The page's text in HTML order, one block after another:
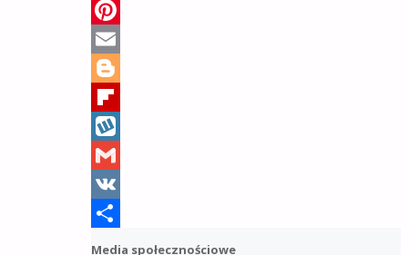
Twitter
Pinterest
Email
Blogger
Flipboard
Wykop
Gmail
VK
Share
Media społecznościowe